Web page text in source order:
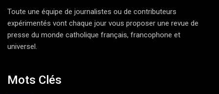
Toute une équipe de journalistes ou de contributeurs
expérimentés vont chaque jour vous proposer une revue de
presse du monde catholique français, francophone et
universel.
Mots Clés